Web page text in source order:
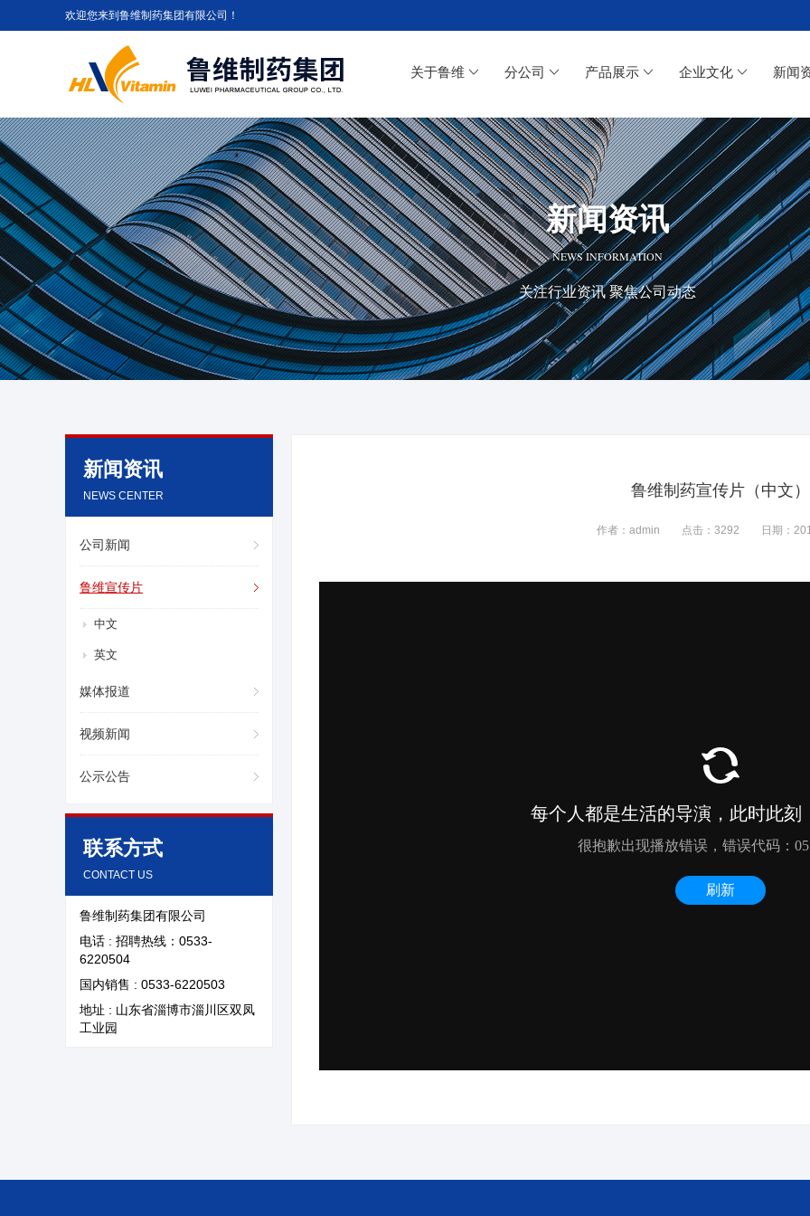
欢迎您来到鲁维制药集团有限公司！
关于鲁维 分公司 产品展示 企业文化 新闻
新闻资讯
NEWS INFORMATION
关注行业资讯 聚焦公司动态
新闻资讯
NEWS CENTER
公司新闻
鲁维宣传片
中文
英文
媒体报道
视频新闻
公示公告
联系方式
CONTACT US
鲁维制药集团有限公司
电话 : 招聘热线：0533-
6220504
国内销售 : 0533-6220503
地址 : 山东省淄博市淄川区双凤
工业园
鲁维制药宣传片（中文）
作者：admin 点击：3292 日期：
产品展示 企业文化
新闻资讯 资质荣誉
联系我们